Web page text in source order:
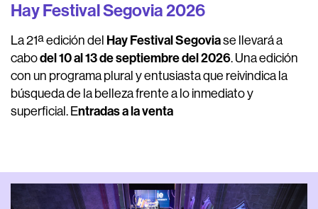
Hay Festival Segovia 2026
La 21ª edición del Hay Festival Segoviase llevará a
cabodel 10 al 13 de septiembre del 2026. Una edición
con un programa plural y entusiasta que reivindica la
búsqueda de la belleza frente a lo inmediato y
superficial. Entradas a la venta